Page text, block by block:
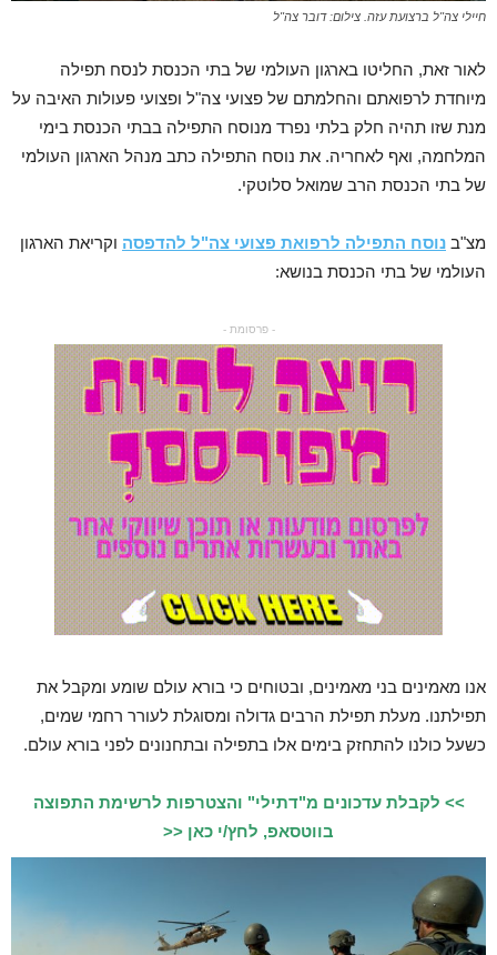
חיילי צה"ל ברצועת עזה. צילום: דובר צה"ל
לאור זאת, החליטו בארגון העולמי של בתי הכנסת לנסח תפילה
מיוחדת לרפואתם והחלמתם של פצועי צה"ל ופצועי פעולות האיבה על
מנת שזו תהיה חלק בלתי נפרד מנוסח התפילה בבתי הכנסת בימי
המלחמה, ואף לאחריה. את נוסח התפילה כתב מנהל הארגון העולמי
של בתי הכנסת הרב שמואל סלוטקי.
מצ"ב נוסח התפילה לרפואת פצועי צה"ל להדפסה וקריאת הארגון
העולמי של בתי הכנסת בנושא:
- פרסומת -
אנו מאמינים בני מאמינים, ובטוחים כי בורא עולם שומע ומקבל את
תפילתנו. מעלת תפילת הרבים גדולה ומסוגלת לעורר רחמי שמים,
כשעל כולנו להתחזק בימים אלו בתפילה ובתחנונים לפני בורא עולם.
>> לקבלת עדכונים מ"דתילי" והצטרפות לרשימת התפוצה
בווטסאפ, לחץ/י כאן <<